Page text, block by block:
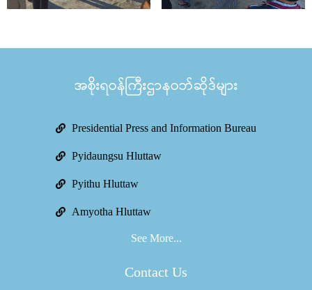
အစိုးရဝန်ကြီးဌာနဝဘ်ဆိုဒ်များ
Presidential Press and Information Bureau
Pyidaungsu Hluttaw
Pyithu Hluttaw
Amyotha Hluttaw
See More...
Contact Us